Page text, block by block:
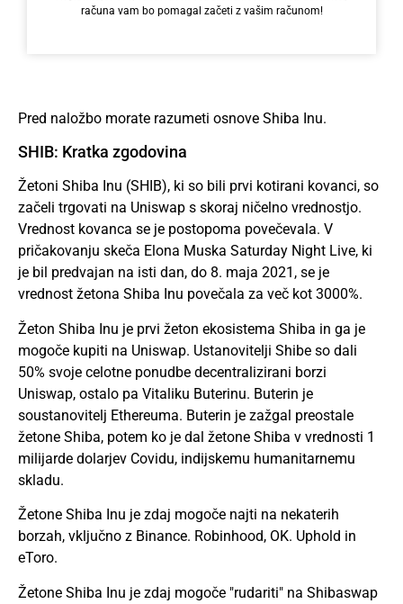
računa vam bo pomagal začeti z vašim računom!
Pred naložbo morate razumeti osnove Shiba Inu.
SHIB: Kratka zgodovina
Žetoni Shiba Inu (SHIB), ki so bili prvi kotirani kovanci, so
začeli trgovati na Uniswap s skoraj ničelno vrednostjo.
Vrednost kovanca se je postopoma povečevala. V
pričakovanju skeča Elona Muska Saturday Night Live, ki
je bil predvajan na isti dan, do 8. maja 2021, se je
vrednost žetona Shiba Inu povečala za več kot 3000%.
Žeton Shiba Inu je prvi žeton ekosistema Shiba in ga je
mogoče kupiti na Uniswap. Ustanovitelji Shibe so dali
50% svoje celotne ponudbe decentralizirani borzi
Uniswap, ostalo pa Vitaliku Buterinu. Buterin je
soustanovitelj Ethereuma. Buterin je zažgal preostale
žetone Shiba, potem ko je dal žetone Shiba v vrednosti 1
milijarde dolarjev Covidu, indijskemu humanitarnemu
skladu.
Žetone Shiba Inu je zdaj mogoče najti na nekaterih
borzah, vključno z Binance. Robinhood, OK. Uphold in
eToro.
Žetone Shiba Inu je zdaj mogoče "rudariti" na Shibaswap